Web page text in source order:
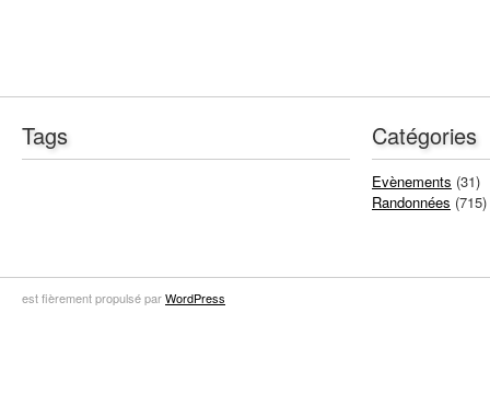
Tags Catégories
Evènements (31)
Randonnées (715)
est fièrement propulsé parWordPress